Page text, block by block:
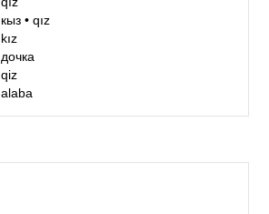
кыз• qız
kız
дочка
qiz
alaba